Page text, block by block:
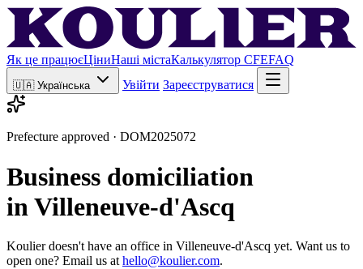
Як це працюєЦіниНаші містаКалькулятор CFEFAQ
🇺🇦 Українська Увійти Зареєструватися
Prefecture approved · DOM2025072
Business domiciliation
in Villeneuve-d'Ascq
Koulier doesn't have an office in Villeneuve-d'Ascq yet. Want us to
open one? Email us at hello@koulier.com.